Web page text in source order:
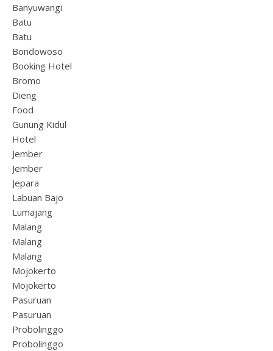
Banyuwangi
Batu
Batu
Bondowoso
Booking Hotel
Bromo
Dieng
Food
Gunung Kidul
Hotel
Jember
Jember
Jepara
Labuan Bajo
Lumajang
Malang
Malang
Malang
Mojokerto
Mojokerto
Pasuruan
Pasuruan
Probolinggo
Probolinggo